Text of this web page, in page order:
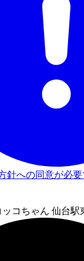
針への同意が必要
ッコちゃん 仙台